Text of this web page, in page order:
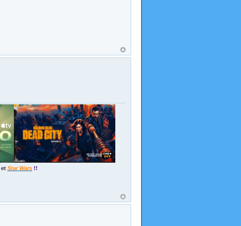
et Star Wars !!